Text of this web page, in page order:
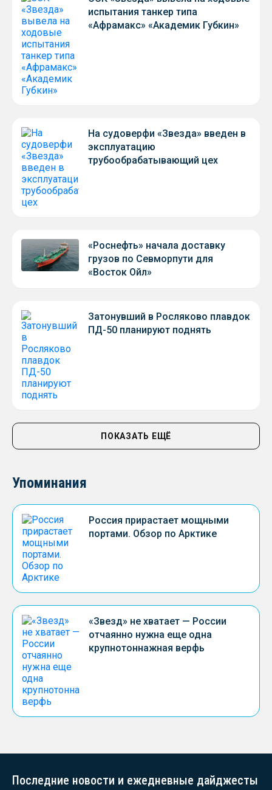
испытания танкер типа
«Афрамакс» «Академик Губкин»
На судоверфи «Звезда» введен в
эксплуатацию
трубообрабатывающий цех
«Роснефть» начала доставку
грузов по Севморпути для
«Восток Ойл»
Затонувший в Росляково плавдок
ПД-50 планируют поднять
ПОКАЗАТЬ ЕЩЁ
Упоминания
Россия прирастает мощными
портами. Обзор по Арктике
«Звезд» не хватает — России
отчаянно нужна еще одна
крупнотоннажная верфь
Последние новости и ежедневные дайджесты